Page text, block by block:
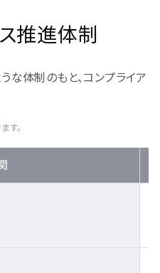
推進体制
体制のもと、コンプライア
す。